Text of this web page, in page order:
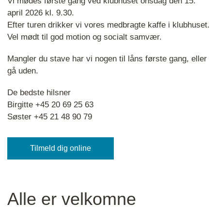
april 2026 kl. 9.30.
Efter turen drikker vi vores medbragte kaffe i klubhuset.
Vel mødt til god motion og socialt samvær.
Mangler du stave har vi nogen til låns første gang, eller
gå uden.
De bedste hilsner
Birgitte +45 20 69 25 63
Søster +45 21 48 90 79
Tilmeld dig online
Alle er velkomne